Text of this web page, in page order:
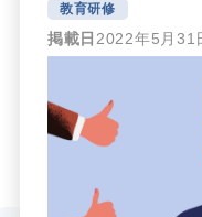
教育研修
掲載日 2022年5月31